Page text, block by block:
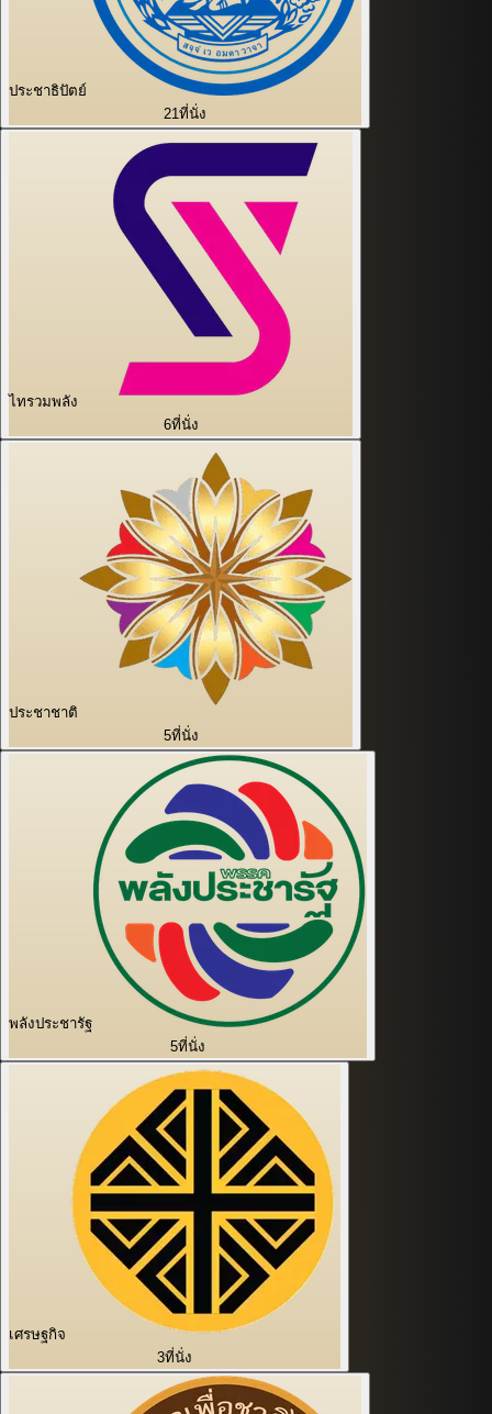
ประชาธิปัตย์
21ที่นั่ง
ไทรวมพลัง
6ที่นั่ง
ประชาชาติ
5ที่นั่ง
พลังประชารัฐ
5ที่นั่ง
เศรษฐกิจ
3ที่นั่ง